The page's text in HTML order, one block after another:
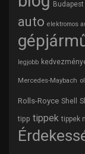
Budapest
auto elektromos
legjobb
Mercedes-Maybach
Rolls-Royce Shell
tipp tippek tippek